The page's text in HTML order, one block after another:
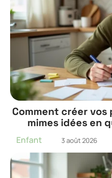
Comment créer
mimes idées en
Enfant 3 août 2026